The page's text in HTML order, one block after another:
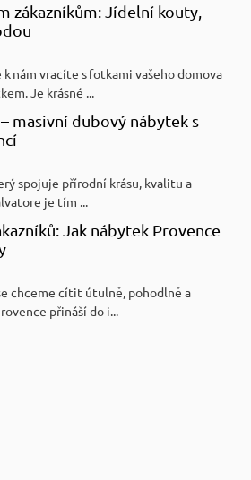
zákazníkům: Jídelní kouty,
k nám vracíte s fotkami vašeho domova
Je krásné ...
masivní dubový nábytek s
spojuje přírodní krásu, kvalitu a
je tím ...
Jak nábytek Provence
chceme cítit útulně, pohodlně a
přináší do i...